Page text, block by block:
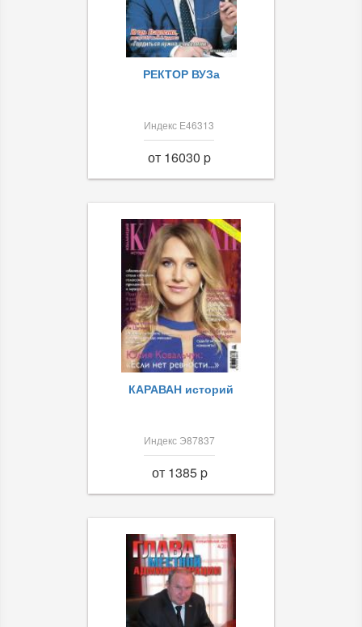
РЕКТОР ВУЗа
Индекс Е46313
от 16030 p
КАРАВАН историй
Индекс Э87837
от 1385 p